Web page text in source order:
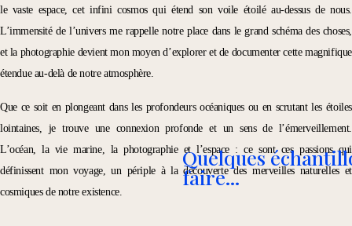
le vaste espace, cet infini cosmos qui étend son voile étoilé au-dessus de nous.
L’immensité de l’univers me rappelle notre place dans le grand schéma des choses,
et la photographie devient mon moyen d’explorer et de documenter cette magnifique
étendue au-delà de notre atmosphère.
Que ce soit en plongeant dans les profondeurs océaniques ou en scrutant les étoiles
lointaines, je trouve une connexion profonde et un sens de l’émerveillement.
L’océan, la vie marine, la photographie et l’espace : ce sont ces passions qui
définissent mon voyage, un périple à la découverte des merveilles naturelles et
cosmiques de notre existence.
Quelques
faire...